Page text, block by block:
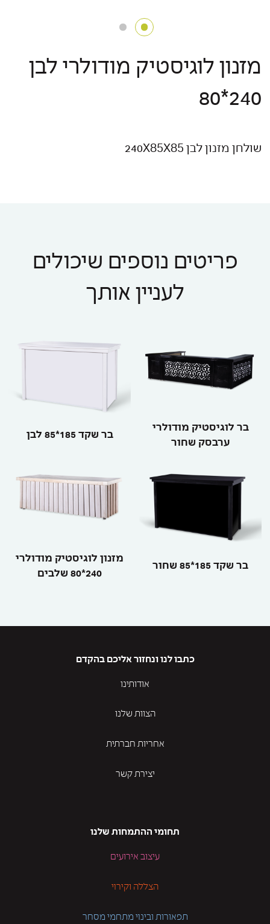
מזנון לוגיסטיק מודולרי לבן
240*80
שולחן מזנון לבן 240X85X85
פריטים נוספים שיכולים
לעניין אותך
בר לוגיסטיק מודולרי
ערבסק שחור
בר שקד 185*85 לבן
בר שקד 185*85 שחור
מזנון לוגיסטיק מודולרי
240*80 שלבים
כתבו לנו ונחזור אליכם בהקדם
אודותינו
הצוות שלנו
אחריות חברתית
יצירת קשר
תחומי ההתמחות שלנו
עיצוב אירועים
הצללה וקירוי
תפאורות ובינוי מתחמי מסחר